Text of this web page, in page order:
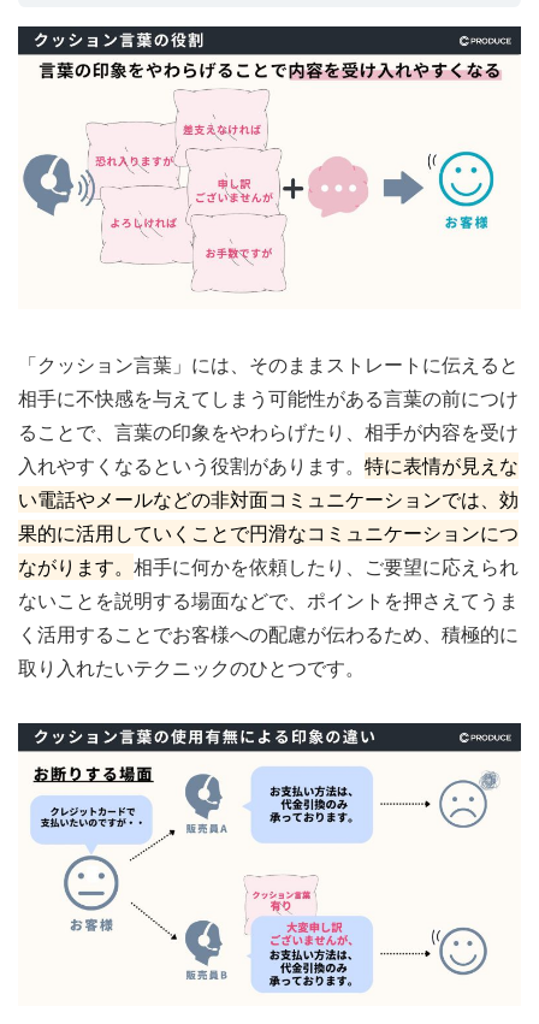
「クッション言葉」には、そのままストレートに伝えると
相手に不快感を与えてしまう可能性がある言葉の前につけ
ることで、言葉の印象をやわらげたり、相手が内容を受け
入れやすくなるという役割があります。 特に表情が見えな
い電話やメールなどの非対面コミュニケーションでは、効
果的に活用していくことで円滑なコミュニケーションにつ
ながります。 相手に何かを依頼したり、ご要望に応えられ
ないことを説明する場面などで、ポイントを押さえてうま
く活用することでお客様への配慮が伝わるため、積極的に
取り入れたいテクニックのひとつです。